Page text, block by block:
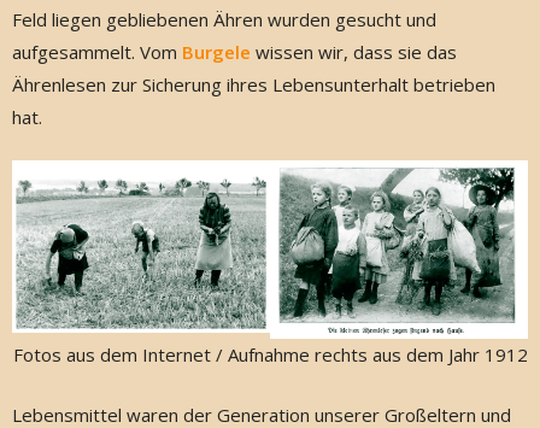
Feld liegen gebliebenen Ähren wurden gesucht und
aufgesammelt. Vom Burgele wissen wir, dass sie das
Ährenlesen zur Sicherung ihres Lebensunterhalt betrieben
hat.
Fotos aus dem Internet / Aufnahme rechts aus dem Jahr 1912
Lebensmittel waren der Generation unserer Großeltern und